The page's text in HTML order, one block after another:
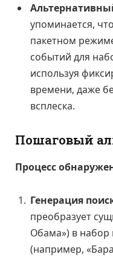
упоминается,
пакетном
событий для
используя
времени, даже
всплеска.
Пошаговый
Процесс
Генерация
преобразует
Обама») в
(например,